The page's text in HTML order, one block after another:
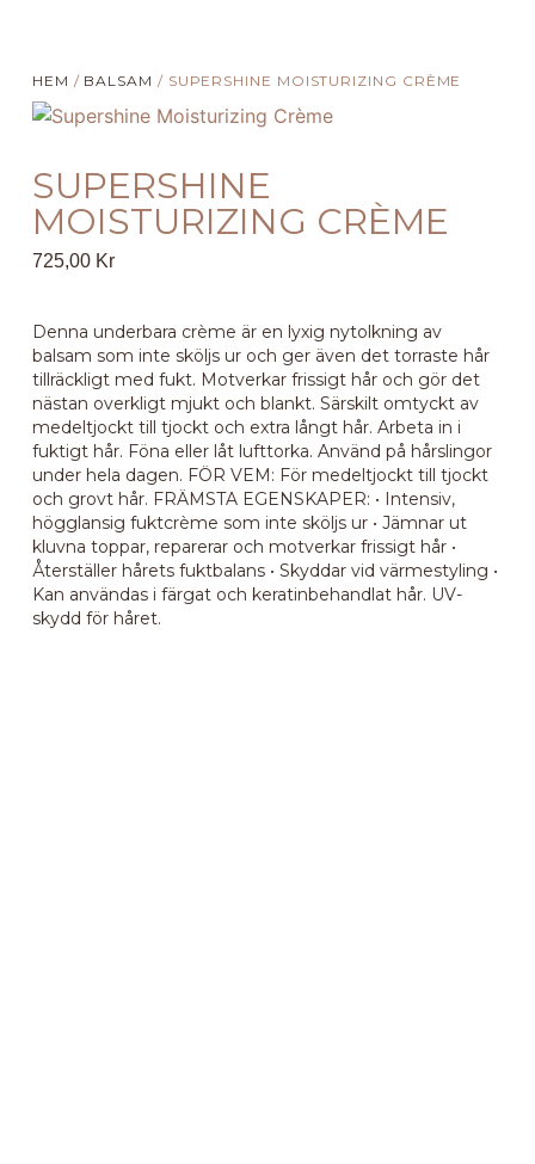
HEM / BALSAM / SUPERSHINE MOISTURIZING CRÈME
SUPERSHINE
MOISTURIZING CRÈME
725,00 Kr
Denna underbara crème är en lyxig nytolkning av
balsam som inte sköljs ur och ger även det torraste hår
tillräckligt med fukt. Motverkar frissigt hår och gör det
nästan overkligt mjukt och blankt. Särskilt omtyckt av
medeltjockt till tjockt och extra långt hår. Arbeta in i
fuktigt hår. Föna eller låt lufttorka. Använd på hårslingor
under hela dagen. FÖR VEM: För medeltjockt till tjockt
och grovt hår. FRÄMSTA EGENSKAPER: • Intensiv,
högglansig fuktcrème som inte sköljs ur • Jämnar ut
kluvna toppar, reparerar och motverkar frissigt hår •
Återställer hårets fuktbalans • Skyddar vid värmestyling •
Kan användas i färgat och keratinbehandlat hår. UV-
skydd för håret.